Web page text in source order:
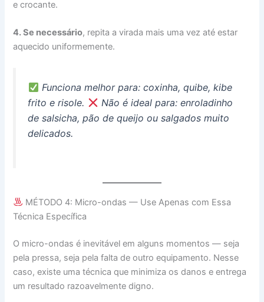
e crocante.
4. Se necessário, repita a virada mais uma vez até estar
aquecido uniformemente.
Funciona melhor para: coxinha, quibe, kibe
frito e risole.
Não é ideal para: enroladinho
de salsicha, pão de queijo ou salgados muito
delicados.
MÉTODO 4: Micro-ondas — Use Apenas com Essa
Técnica Específica
O micro-ondas é inevitável em alguns momentos — seja
pela pressa, seja pela falta de outro equipamento. Nesse
caso, existe uma técnica que minimiza os danos e entrega
um resultado razoavelmente digno.